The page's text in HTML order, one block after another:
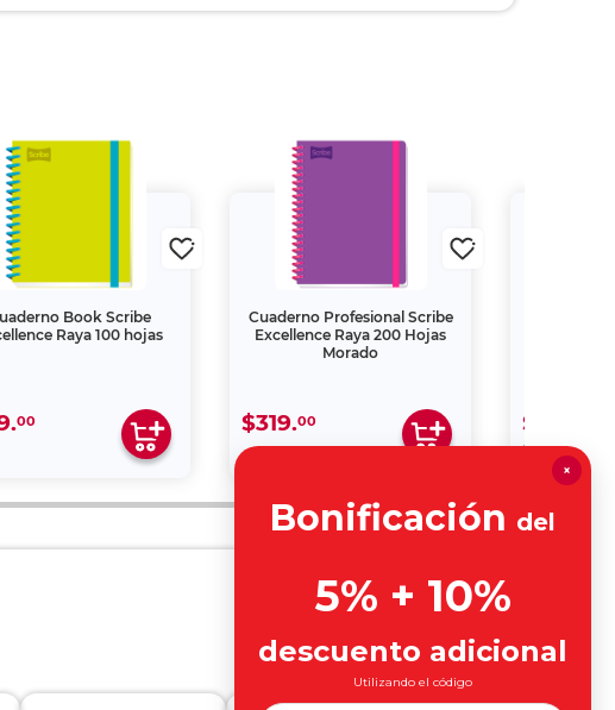
Book Scribe
Raya 100 hojas
00
Cuaderno Profesional Scribe
Excellence Raya 200 Hojas
Morado
$319.00 $197.
$329.00
×
Bonificación del
5% + 10%
descuento adicional
Utilizando el código